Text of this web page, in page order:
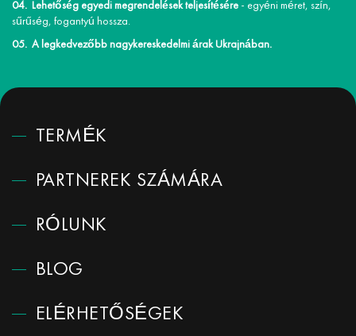
Lehetőség egyedi megrendelések teljesítésére- egyéni méret, szín,
sűrűség, fogantyú hossza.
A legkedvezőbb nagykereskedelmi árak Ukrajnában.
TERMÉK
PARTNEREK SZÁMÁRA
RÓLUNK
BLOG
ELÉRHETŐSÉGEK